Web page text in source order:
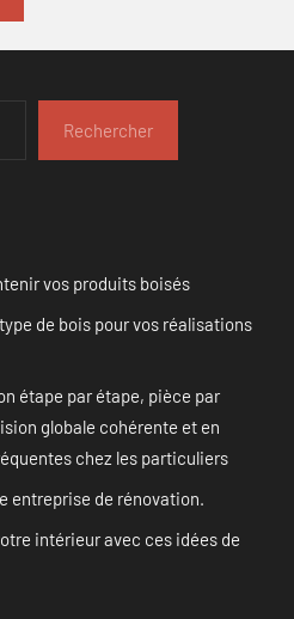
Rechercher
vos produits boisés
de bois pour vos réalisations
étape par étape, pièce par
globale cohérente et en
chez les particuliers
entreprise de rénovation.
intérieur avec ces idées de